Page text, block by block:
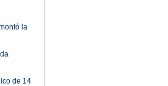
la
de 14